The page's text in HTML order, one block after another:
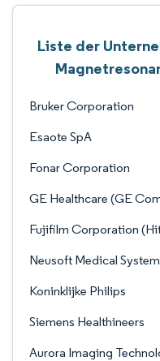
Liste der
Bruker Corporation
Esaote SpA
Fonar Corporation
GE Healthcare (GE
Fujifilm Corporation
Neusoft Medical
Koninklijke Philips
Siemens Healthineers
Aurora Imaging